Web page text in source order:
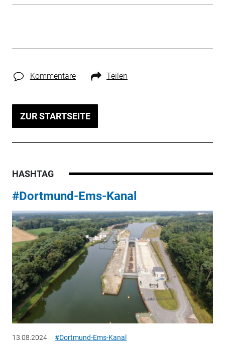
Kommentare Teilen
ZUR STARTSEITE
HASHTAG
#Dortmund-Ems-Kanal
13.08.2024 #Dortmund-Ems-Kanal